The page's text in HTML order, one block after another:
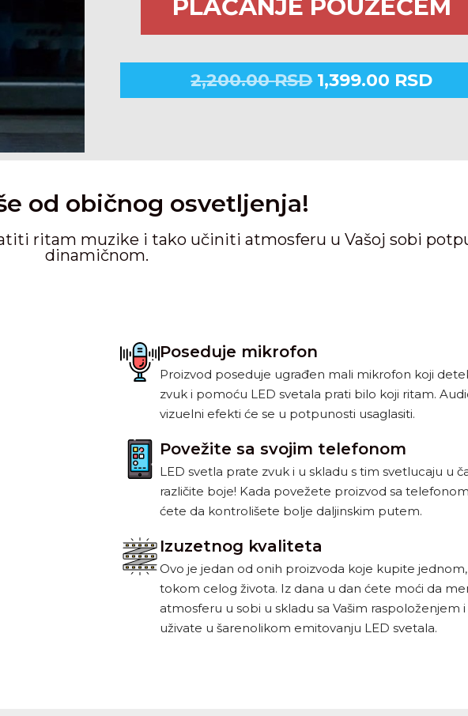
PLAĆANJE POUZEĆEM
2,200.00RSD 1,399.00 RSD
od običnog osvetljenja!
ritam muzike i tako učiniti atmosferu u Vašoj sobi
dinamičnom.
Poseduje mikrofon
Proizvod poseduje ugrađen mali mikrofon koji
zvuk i pomoću LED svetala prati bilo koji ritam.
vizuelni efekti će se u potpunosti usaglasiti.
Povežite sa svojim telefonom
LED svetla prate zvuk i u skladu s tim svetlucaju u
različite boje! Kada povežete proizvod sa
ćete da kontrolišete bolje daljinskim putem.
Izuzetnog kvaliteta
Ovo je jedan od onih proizvoda koje kupite
tokom celog života. Iz dana u dan ćete moći da
atmosferu u sobi u skladu sa Vašim raspoloženjem i
uživate u šarenolikom emitovanju LED svetala.